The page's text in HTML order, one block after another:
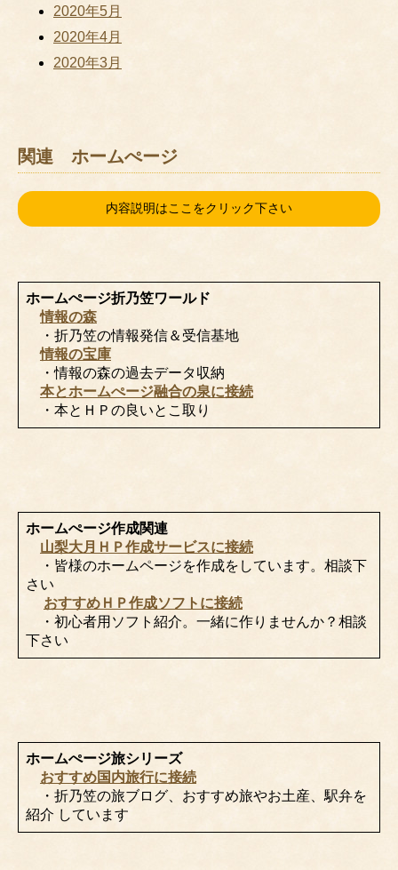
2020年5月
2020年4月
2020年3月
関連 ホームぺージ
内容説明はここをクリック下さい
ホームぺージ折乃笠ワールド
情報の森
・折乃笠の情報発信＆受信基地
情報の宝庫
・情報の森の過去データ収納
本とホームぺージ融合の泉に接続
・本とＨＰの良いとこ取り
ホームぺージ作成関連
山梨大月ＨＰ作成サービスに接続
・皆様のホームページを作成をしています。相談下
さい
おすすめＨＰ作成ソフトに接続
・初心者用ソフト紹介。一緒に作りませんか？相談
下さい
ホームぺージ旅シリーズ
おすすめ国内旅行に接続
・折乃笠の旅ブログ、おすすめ旅やお土産、駅弁を
紹介 しています